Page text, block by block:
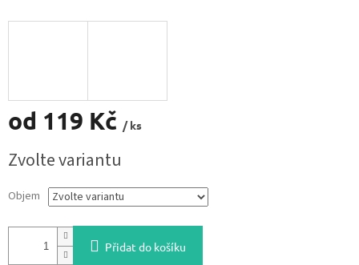
od 119 Kč / ks
cena:
Zvolte variantu
Objem
Přidat do košíku